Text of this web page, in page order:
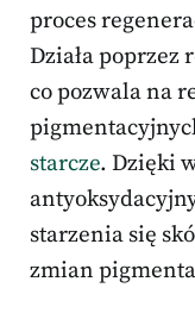
proces
Działa poprzez
co pozwala na
starcze. Dzięki
starzenia się
zmian